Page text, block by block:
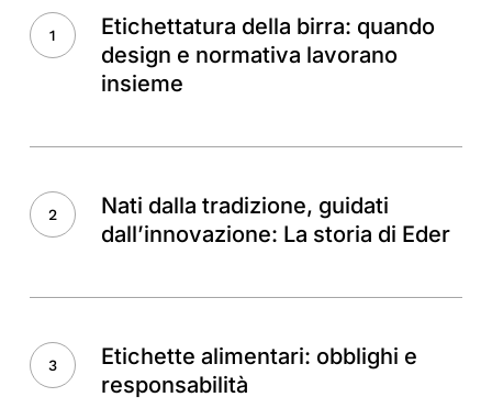
della
birra:
lavorano
insieme
Etichettatura della birra: quando
design e normativa lavorano
insieme
dalla
tradizione,
storia
di
Nati dalla tradizione, guidati
dall’innovazione: La storia di Eder
alimentari:
obblighi
Etichette alimentari: obblighi e
responsabilità